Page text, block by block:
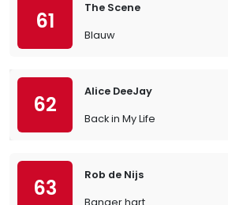
61
The Scene
Blauw
62
Alice DeeJay
Back in My Life
63
Rob de Nijs
Banger hart